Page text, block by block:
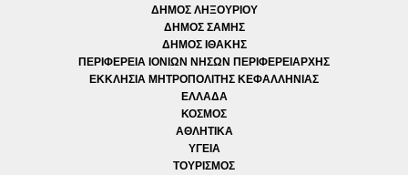
ΔΗΜΟΣ ΛΗΞΟΥΡΙΟΥ
ΔΗΜΟΣ ΣΑΜΗΣ
ΔΗΜΟΣ ΙΘΑΚΗΣ
ΠΕΡΙΦΕΡΕΙΑ ΙΟΝΙΩΝ ΝΗΣΩΝ ΠΕΡΙΦΕΡΕΙΑΡΧΗΣ
ΕΚΚΛΗΣΙΑ ΜΗΤΡΟΠΟΛΙΤΗΣ ΚΕΦΑΛΛΗΝΙΑΣ
ΕΛΛΑΔΑ
ΚΟΣΜΟΣ
ΑΘΛΗΤΙΚΑ
ΥΓΕΙΑ
ΤΟΥΡΙΣΜΟΣ